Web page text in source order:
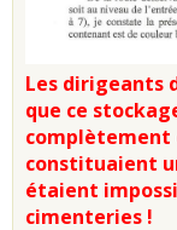
Les dirigeants
que ce
complètement
constituaient
étaient
cimenteries !